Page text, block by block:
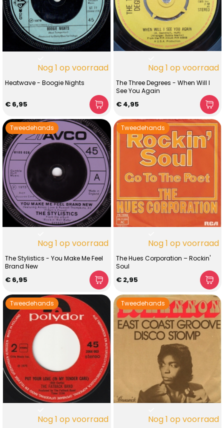
Nog 1 op voorraad
Heatwave - Boogie Nights
€ 6,95
Nog 1 op voorraad
The Three Degrees - When Will I
See You Again
€ 4,95
Tweedehands
Nog 1 op voorraad
The Stylistics - You Make Me Feel
Brand New
€ 6,95
Tweedehands
Nog 1 op voorraad
The Hues Corporation – Rockin'
Soul
€ 2,95
Tweedehands
Nog 1 op voorraad
Tweedehands
Nog 1 op voorraad